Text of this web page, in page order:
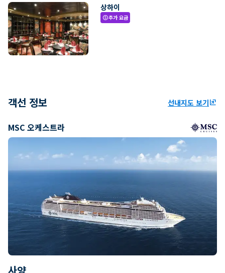
상하이
paid추가 요금
객선 정보 선내지도 보기ungroup
MSC 오케스트라